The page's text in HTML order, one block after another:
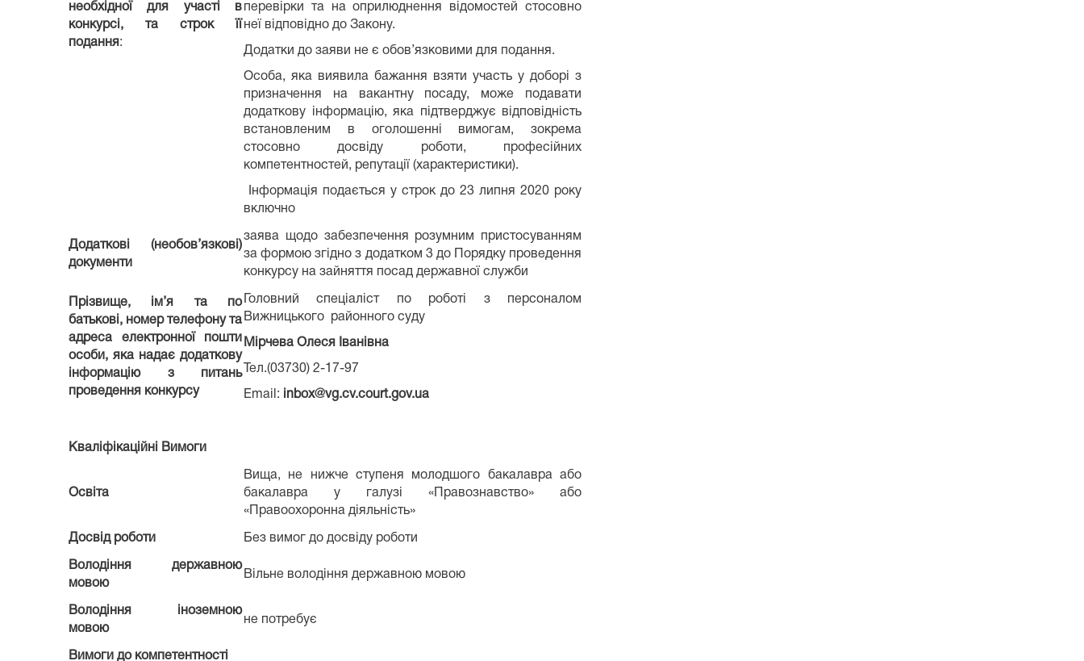
необхідної для участі в
конкурсі, та строк її
подання:
перевірки та на оприлюднення відомостей стосовно
неї відповідно до Закону.
Додатки до заяви не є обов’язковими для подання.
Особа, яка виявила бажання взяти участь у доборі з
призначення на вакантну посаду, може подавати
додаткову інформацію, яка підтверджує відповідність
встановленим в оголошенні вимогам, зокрема
стосовно досвіду роботи, професійних
компетентностей, репутації (характеристики).
Інформація подається у строк до 23 липня 2020 року
включно
Додаткові (необов’язкові)
документи
заява щодо забезпечення розумним пристосуванням
за формою згідно з додатком 3 до Порядку проведення
конкурсу на зайняття посад державної служби
Прізвище, ім’я та по
батькові, номер телефону та
адреса електронної пошти
особи, яка надає додаткову
інформацію з питань
проведення конкурсу
Головний спеціаліст по роботі з персоналом
Вижницького районного суду
Мірчева Олеся Іванівна
Тел.(03730) 2-17-97
Email: inbox@vg.cv.court.gov.ua
Кваліфікаційні Вимоги
Освіта
Вища, не нижче ступеня молодшого бакалавра або
бакалавра у галузі «Правознавство» або
«Правоохоронна діяльність»
Досвід роботи Без вимог до досвіду роботи
Володіння державною
мовою
Вільне володіння державною мовою
Володіння іноземною
мовою
не потребує
Вимоги до компетентності